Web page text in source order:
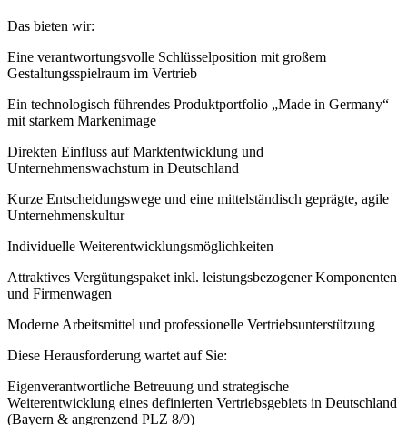
Das bieten wir:
Eine verantwortungsvolle Schlüsselposition mit großem
Gestaltungsspielraum im Vertrieb
Ein technologisch führendes Produktportfolio „Made in Germany“
mit starkem Markenimage
Direkten Einfluss auf Marktentwicklung und
Unternehmenswachstum in Deutschland
Kurze Entscheidungswege und eine mittelständisch geprägte, agile
Unternehmenskultur
Individuelle Weiterentwicklungsmöglichkeiten
Attraktives Vergütungspaket inkl. leistungsbezogener Komponenten
und Firmenwagen
Moderne Arbeitsmittel und professionelle Vertriebsunterstützung
Diese Herausforderung wartet auf Sie:
Eigenverantwortliche Betreuung und strategische
Weiterentwicklung eines definierten Vertriebsgebiets in Deutschland
(Bayern & angrenzend PLZ 8/9)